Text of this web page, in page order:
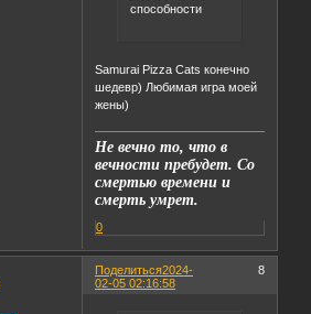
способности
Samurai Pizza Cats конечно
шедевр) Любимая игра моей
жены)
Не вечно то, что в
вечности пребудет. Со
смертью времени и
смерть умрет.
0
Поделиться 8
2024-
02-05 02:16:58